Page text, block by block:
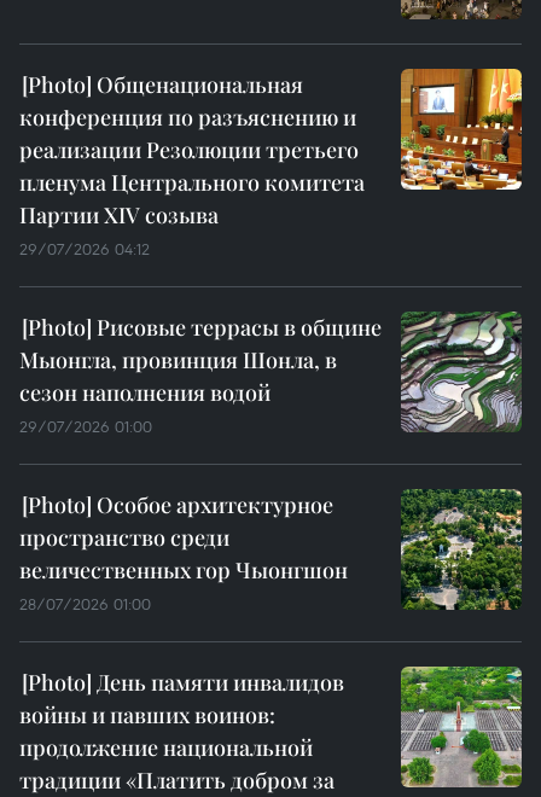
Общенациональная
конференция по разъяснению и
реализации Резолюции третьего
пленума Центрального комитета
Партии XIV созыва
29/07/2026 04:12
Рисовые террасы в общине
Мыонгла, провинция Шонла, в
сезон наполнения водой
29/07/2026 01:00
Особое архитектурное
пространство среди
величественных гор Чыонгшон
28/07/2026 01:00
День памяти инвалидов
войны и павших воинов:
продолжение национальной
традиции «Платить добром за